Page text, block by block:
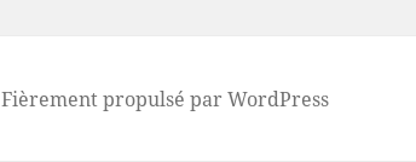
Fièrement propulsé par WordPress